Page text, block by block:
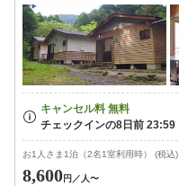
お1人さま1泊（2名1室利用時） (税込)
8,600円 ／人〜